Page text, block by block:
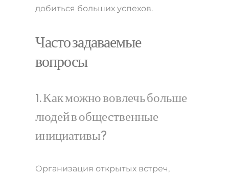
добиться больших успехов.
Часто задаваемые
вопросы
1. Как можно вовлечь больше
людей в общественные
инициативы?
Организация открытых встреч,